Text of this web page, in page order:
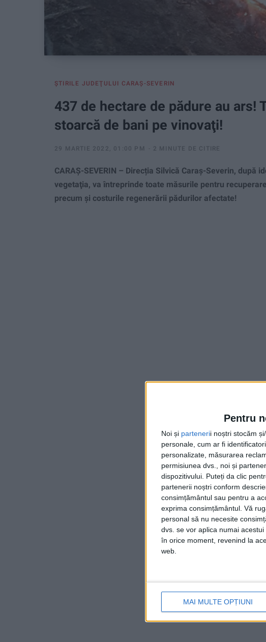
Pentru
Noi și partenerii noștri stocăm
personale, cum ar fi
personalizate, măsurarea
permisiunea dvs., noi și
dispozitivului. Puteți da clic
partenerii noștri conform
consimțământul sau pentru a
exprima consimțământul. Vă
personal să nu necesite
dvs. se vor aplica numai
în orice moment, revenind la
web.
MAI MULTE OPȚIUNI
ŞTIRILE JUDEŢULUI CARAŞ-SEVERIN
437 de hectare de pădure au ars!
stoarcă de bani pe vinovaţi!
29 MARTIE 2022, 01:00 PM 2 MINUTE DE CITIRE
CARAŞ-SEVERIN – Direcția Silvică Caraș-Severin, după
vegetaţia, va întreprinde toate măsurile pentru
precum și costurile regenerării pădurilor afectate!